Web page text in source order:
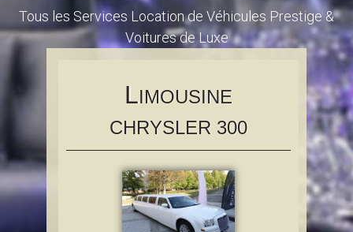
Tous les Services Location de Véhicules Prestige &
Voitures de Luxe
LIMOUSINE
CHRYSLER 300